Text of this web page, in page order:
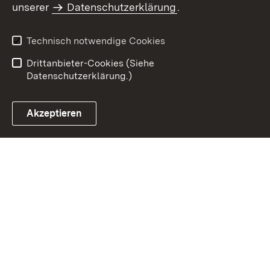
unserer
Datenschutzerklärung.
Technisch notwendige Cookies
Drittanbieter-Cookies (Siehe
Datenschutzerklärung.)
Akzeptieren